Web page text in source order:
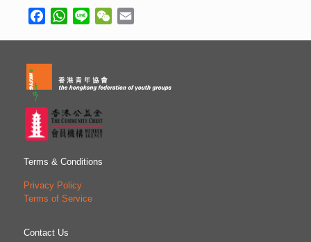
FacebookWhatsApp
Line WeChat
Terms & Conditions
Privacy Policy
Terms of Service
Contact Us